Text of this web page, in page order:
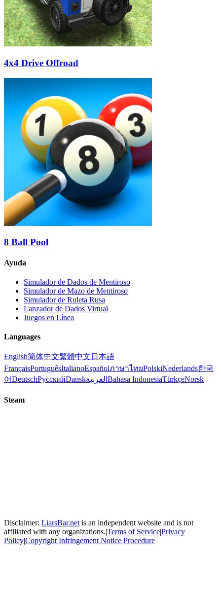
4x4 Drive Offroad
8 Ball Pool
Ayuda
Simulador de Dados de Mentiroso
Simulador de Mazo de Mentiroso
Simulador de Ruleta Rusa
Lanzador de Dados Virtual
Juegos en Línea
Languages
English简体中文繁體中文 日本語
FrançaisPortuguêsItalianoEspañolภาษาไทยPolskiNederlands한국
어DeutschРусскийDanskالعربية Bahasa IndonesiaTürkçeNorsk
Steam
Disclaimer: LiarsBar.net is an independent website and is not
affiliated with any organizations.|Terms of Service|Privacy
Policy|Copyright Infringement Notice Procedure